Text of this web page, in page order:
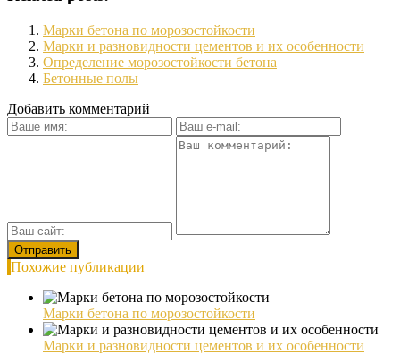
Марки бетона по морозостойкости
Марки и разновидности цементов и их особенности
Определение морозостойкости бетона
Бетонные полы
Добавить комментарий
Похожие публикации
Марки бетона по морозостойкости
Марки и разновидности цементов и их особенности